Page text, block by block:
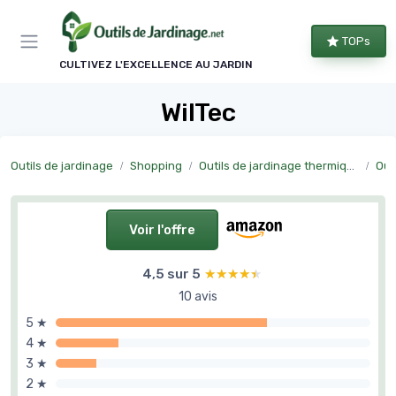
CULTIVEZ L'EXCELLENCE AU JARDIN
TOPs
WilTec
Outils de jardinage Shopping Outils de jardinage thermiques
Voir l'offre
4,5 sur 5 ★★★★★
★★★★★
10 avis
5 ★
4 ★
3 ★
2 ★
Panneau de gestion des cookies